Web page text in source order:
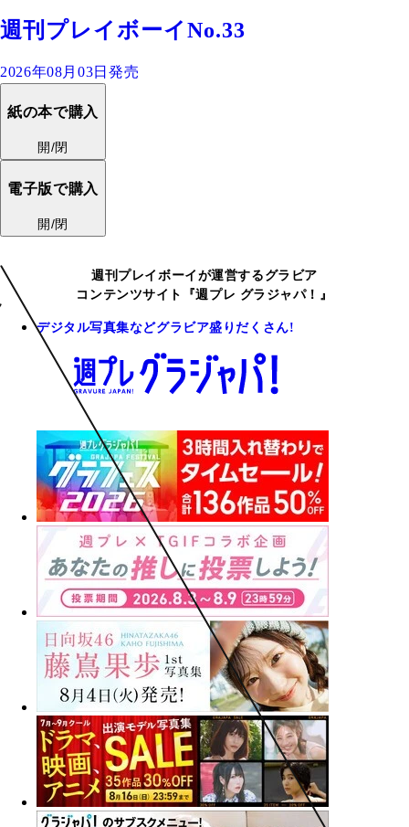
週刊プレイボーイNo.33
2026年08月03日発売
紙の本で購入
開/閉
電子版で購入
開/閉
週刊プレイボーイが運営するグラビア
コンテンツサイト『週プレ グラジャパ！』
デジタル写真集などグラビア盛りだくさん!